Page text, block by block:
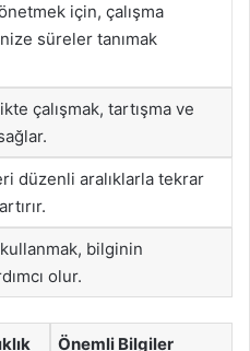
için, çalışma
süreler tanımak
çalışmak, tartışma ve
düzenli aralıklarla tekrar
bilginin
olur.
Önemli Bilgiler